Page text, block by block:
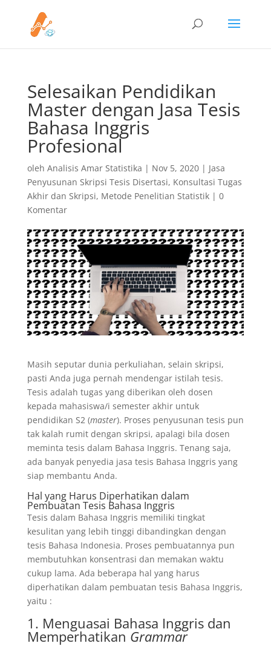
Selesaikan Pendidikan
Master dengan Jasa Tesis
Bahasa Inggris
Profesional
oleh Analisis Amar Statistika | Nov 5, 2020| Jasa
Penyusunan Skripsi Tesis Disertasi, Konsultasi Tugas
Akhir dan Skripsi, Metode Penelitian Statistik| 0
Komentar
Masih seputar dunia perkuliahan, selain skripsi,
pasti Anda juga pernah mendengar istilah tesis.
Tesis adalah tugas yang diberikan oleh dosen
kepada mahasiswa/i semester akhir untuk
pendidikan S2 (master). Proses penyusunan tesis pun
tak kalah rumit dengan skripsi, apalagi bila dosen
meminta tesis dalam Bahasa Inggris. Tenang saja,
ada banyak penyedia jasa tesis Bahasa Inggris yang
siap membantu Anda.
Hal yang Harus Diperhatikan dalam
Pembuatan Tesis Bahasa Inggris
Tesis dalam Bahasa Inggris memiliki tingkat
kesulitan yang lebih tinggi dibandingkan dengan
tesis Bahasa Indonesia. Proses pembuatannya pun
membutuhkan konsentrasi dan memakan waktu
cukup lama. Ada beberapa hal yang harus
diperhatikan dalam pembuatan tesis Bahasa Inggris,
yaitu :
1. Menguasai Bahasa Inggris dan
Memperhatikan Grammar